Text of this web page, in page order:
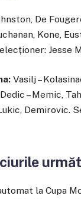
De
Kone,
Jesse
Vasilj –
– Memic,
Demirovic.
la Cupa